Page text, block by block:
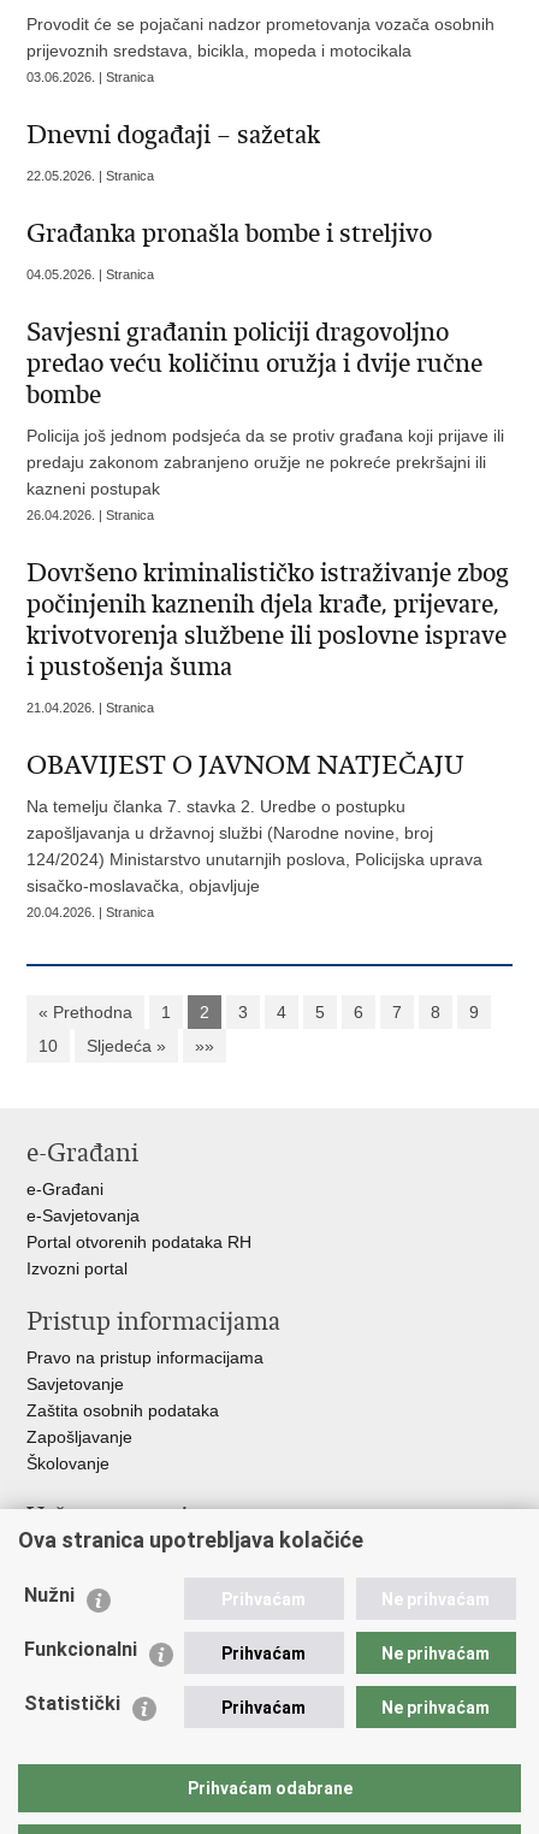
Provodit će se pojačani nadzor prometovanja vozača osobnih
prijevoznih sredstava, bicikla, mopeda i motocikala
03.06.2026. | Stranica
Dnevni događaji – sažetak
22.05.2026. | Stranica
Građanka pronašla bombe i streljivo
04.05.2026. | Stranica
Savjesni građanin policiji dragovoljno
predao veću količinu oružja i dvije ručne
bombe
Policija još jednom podsjeća da se protiv građana koji prijave ili
predaju zakonom zabranjeno oružje ne pokreće prekršajni ili
kazneni postupak
26.04.2026. | Stranica
Dovršeno kriminalističko istraživanje zbog
počinjenih kaznenih djela krađe, prijevare,
krivotvorenja službene ili poslovne isprave
i pustošenja šuma
21.04.2026. | Stranica
​OBAVIJEST O JAVNOM NATJEČAJU
Na temelju članka 7. stavka 2. Uredbe o postupku
zapošljavanja u državnoj službi (Narodne novine, broj
124/2024) Ministarstvo unutarnjih poslova, Policijska uprava
sisačko-moslavačka, objavljuje
20.04.2026. | Stranica
« Prethodna 1 2 3 4 5 6 7 8
9
10
Sljedeća » »»
e-Građani
e-Građani
e-Savjetovanja
Portal otvorenih podataka RH
Izvozni portal
Pristup informacijama
Pravo na pristup informacijama
Savjetovanje
Zaštita osobnih podataka
Zapošljavanje
Školovanje
Važne poveznice
Ministarstvo unutarnjih poslova
Udruge
Policijska akademija
Zaklada policijske solidarnosti
Vučetić"
Ova stranica upotrebljava kolačiće
Nužni Prihvaćam Ne prihvaćam
Funkcionalni Prihvaćam Ne prihvaćam
Statistički Prihvaćam Ne prihvaćam
Prihvaćam odabrane